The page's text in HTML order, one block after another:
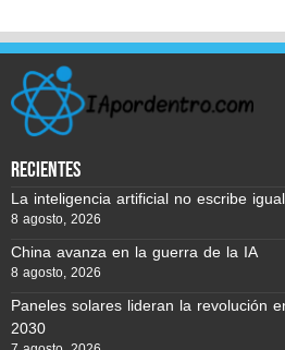
recientes
La inteligencia artificial no escribe
8 agosto, 2026
China avanza en la guerra de la IA
8 agosto, 2026
Paneles solares lideran la revolución
2030